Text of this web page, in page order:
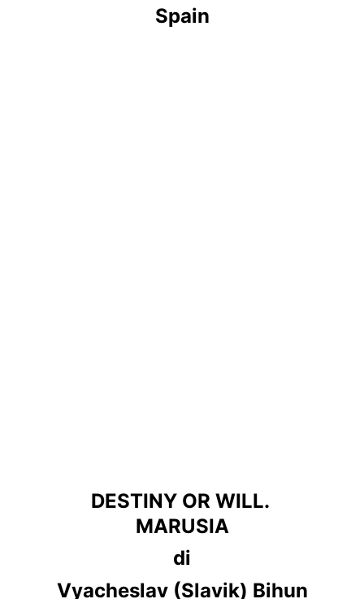
DESTINY OR WILL.
MARUSIA
di
Vyacheslav (Slavik) Bihun
Spain